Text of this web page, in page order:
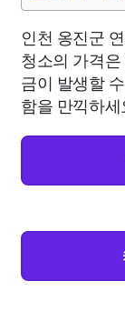
인천 옹진군
청소의 가격
금이 발생할
함을 만끽하세